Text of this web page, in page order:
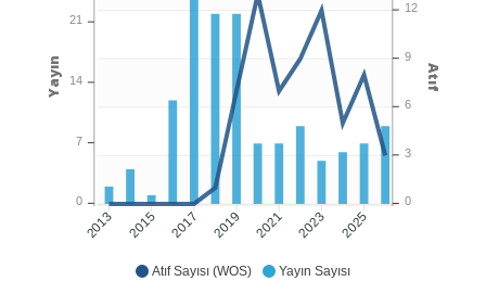
Atıf Sayısı (WOS) Yayın Sayısı
2013 2015 2017 2019 2021 2023 2025
12
9
6
3
0
Atıf
21
14
7
0
Yayın